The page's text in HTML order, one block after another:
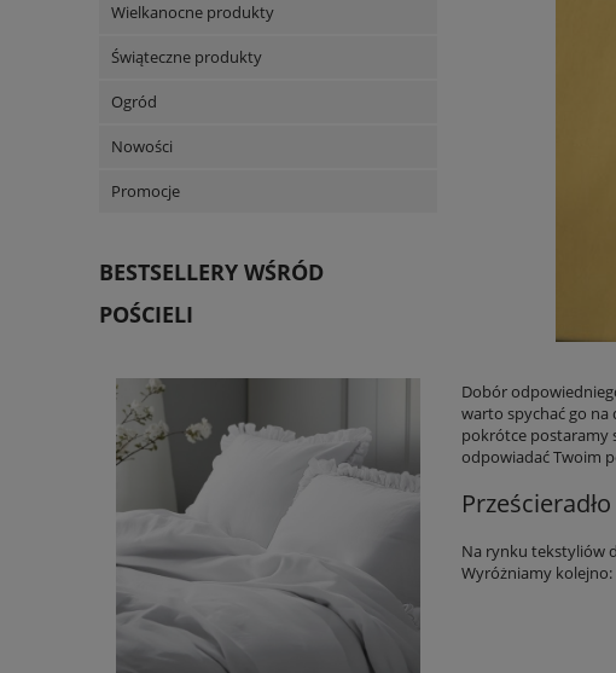
Wielkanocne produkty
Świąteczne produkty
Ogród
Nowości
Promocje
BESTSELLERY WŚRÓD
POŚCIELI
Dobór
warto spychać go na
pokrótce postaramy
odpowiadać Twoim
Na rynku tekstyliów
Wyróżniamy kolejno: